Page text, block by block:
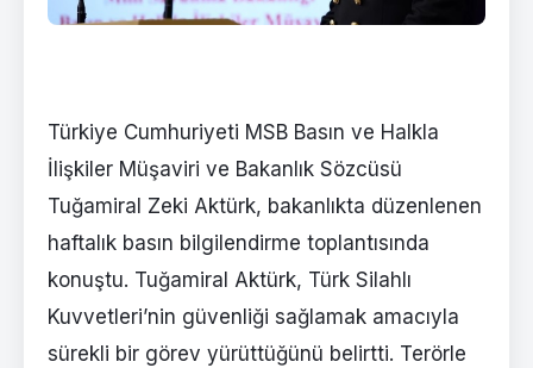
Türkiye Cumhuriyeti MSB Basın ve Halkla
İlişkiler Müşaviri ve Bakanlık Sözcüsü
Tuğamiral Zeki Aktürk, bakanlıkta düzenlenen
haftalık basın bilgilendirme toplantısında
konuştu. Tuğamiral Aktürk, Türk Silahlı
Kuvvetleri’nin güvenliği sağlamak amacıyla
sürekli bir görev yürüttüğünü belirtti. Terörle